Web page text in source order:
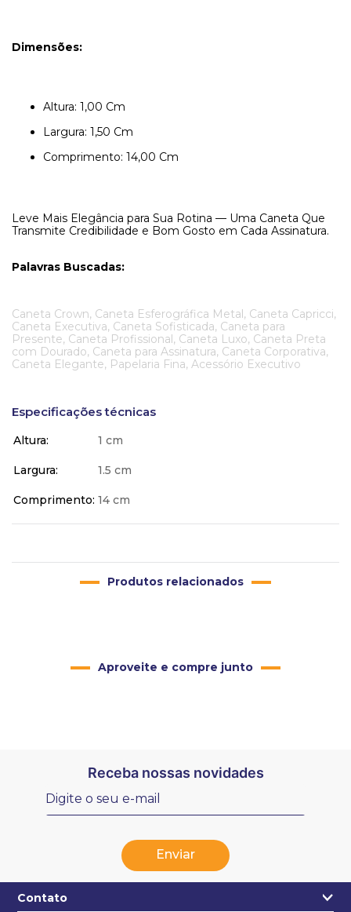
Dimensões:
Altura: 1,00 Cm
Largura: 1,50 Cm
Comprimento: 14,00 Cm
Leve Mais Elegância para Sua Rotina — Uma Caneta Que
Transmite Credibilidade e Bom Gosto em Cada Assinatura.
Palavras Buscadas:
Caneta Crown, Caneta Esferográfica Metal, Caneta Capricci,
Caneta Executiva, Caneta Sofisticada, Caneta para
Presente, Caneta Profissional, Caneta Luxo, Caneta Preta
com Dourado, Caneta para Assinatura, Caneta Corporativa,
Caneta Elegante, Papelaria Fina, Acessório Executivo
Especificações técnicas
Altura 1 cm
Largura 1.5 cm
Comprimento 14 cm
Produtos relacionados
Aproveite e compre junto
Receba nossas novidades
Enviar
Contato